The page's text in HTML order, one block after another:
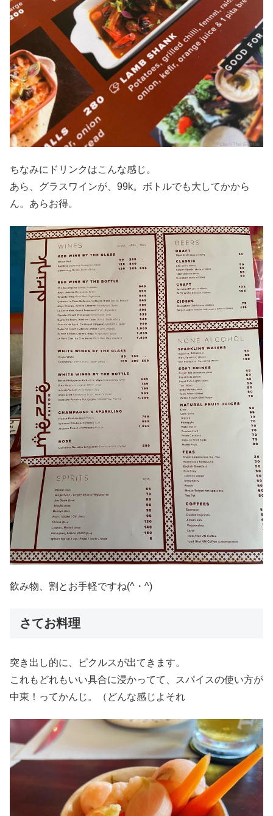
ちなみにドリンクはこんな感じ。
あら、グラスワインが、99k。ボトルでも大してかから
ん。あらお得。
飲み物、割とお手軽ですね(^・^)
さてお料理
突き出し的に、ピクルスが出てきます。
これもどれもいい具合に浸かってて、スパイスの使い方が
中東！ってかんじ。（どんな感じよそれ